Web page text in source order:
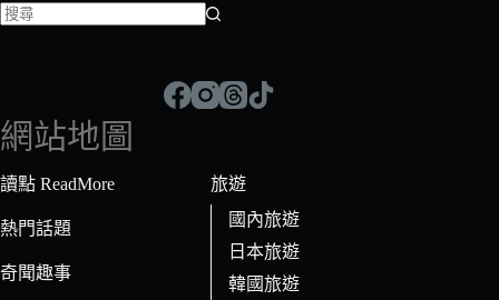
符
合
條
的
果
網站地圖
讀點 ReadMore
熱門話題
奇聞趣事
旅遊
國內旅遊
日本旅遊
韓國旅遊